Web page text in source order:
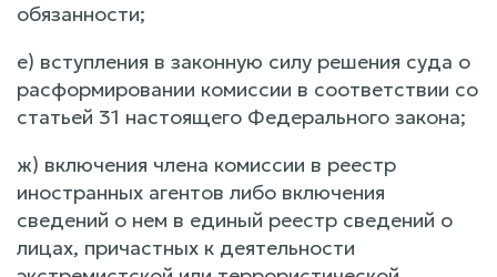
обязанности;
е) вступления в законную силу решения суда о
расформировании комиссии в соответствии со
статьей 31 настоящего Федерального закона;
ж) включения члена комиссии в реестр
иностранных агентов либо включения
сведений о нем в единый реестр сведений о
лицах, причастных к деятельности